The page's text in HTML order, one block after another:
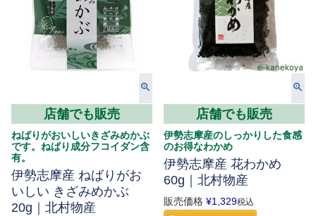
店舗でも販売
ねばりがおいしいきざみめかぶ
です。ねばり成分フコイダン含
有。
伊勢志摩産 ねばりがお
いしい きざみめかぶ
20g｜北村物産
店舗でも販売
伊勢志摩産のしっかりした食感
のお得なわかめ
伊勢志摩産 花わかめ
60g｜北村物産
販売価格 ¥1,329税込